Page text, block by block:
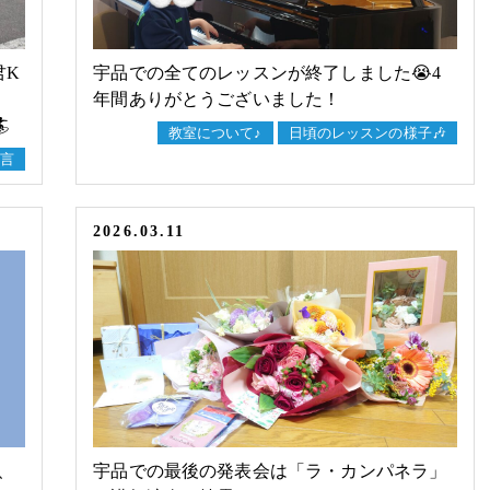
K
宇品での全てのレッスンが終了しました😭4
年間ありがとうございました！
教室について♪ 日頃のレッスンの様子🎶
2026.03.11
宇品での最後の発表会は「ラ・カンパネラ」